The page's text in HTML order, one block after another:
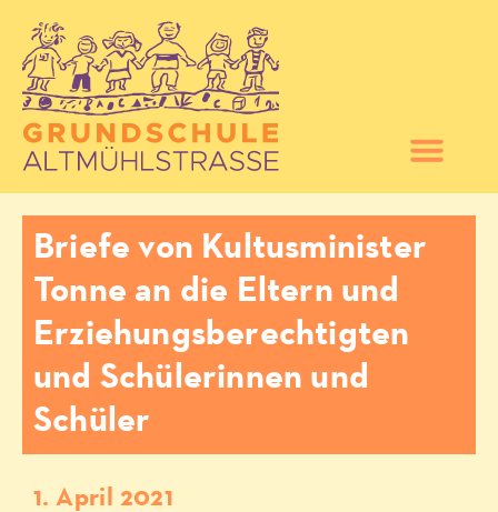
Briefe von Kultusminister
Tonne an die Eltern und
Erziehungsberechtigten
und Schülerinnen und
Schüler
1. April 2021